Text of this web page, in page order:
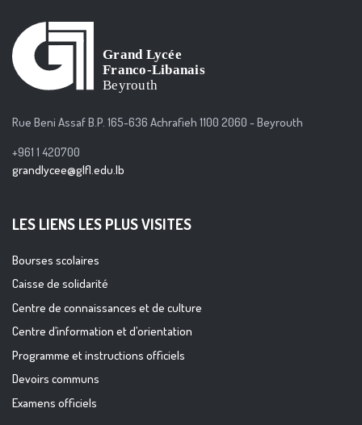
Rue Beni Assaf B.P. 165-636 Achrafieh 1100 2060 - Beyrouth
+961 1 420700
grandlycee@glfl.edu.lb
LES LIENS LES PLUS VISITES
Bourses scolaires
Caisse de solidarité
Centre de connaissances et de culture
Centre d’information et d’orientation
Programme et instructions officiels
Devoirs communs
Examens officiels